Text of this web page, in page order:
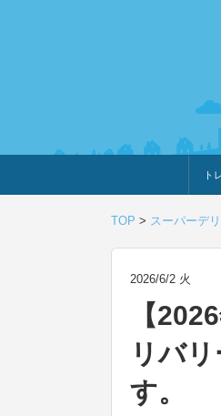
ト
ト
人
出
商
暮
TOP > スーパーデ
2026/6/2 火
【
リバ
す。